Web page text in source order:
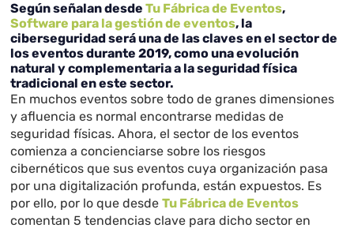
Según señalan desdeTu Fábrica de Eventos,
Software para la gestión de eventos, la
ciberseguridad será una de las claves en el sector de
los eventos durante 2019, como una evolución
natural y complementaria a la seguridad física
tradicional en este sector.
En muchos eventos sobre todo de granes dimensiones
y afluencia es normal encontrarse medidas de
seguridad físicas. Ahora, el sector de los eventos
comienza a concienciarse sobre los riesgos
cibernéticos que sus eventos cuya organización pasa
por una digitalización profunda, están expuestos. Es
por ello, por lo que desdeTu Fábrica de Eventos
comentan 5 tendencias clave para dicho sector en